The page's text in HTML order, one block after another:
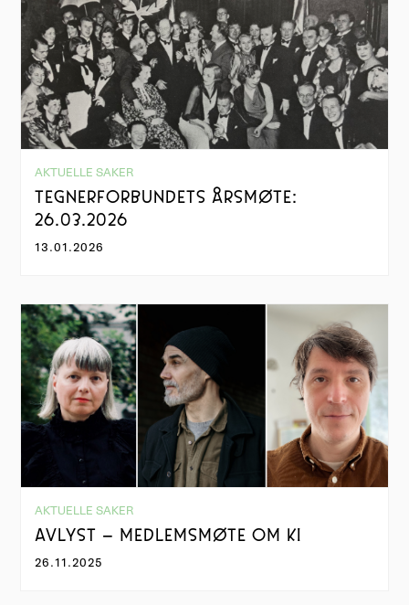
AKTUELLE SAKER
TEGNERFORBUNDETS ÅRSMØTE:
26.03.2026
13.01.2026
AKTUELLE SAKER
AVLYST – MEDLEMSMØTE OM KI
26.11.2025